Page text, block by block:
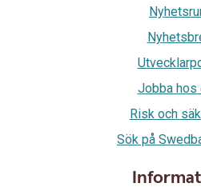
Jobba hos
Risk och
Sök på